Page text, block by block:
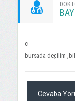
c
bursada degilim
Cevaba